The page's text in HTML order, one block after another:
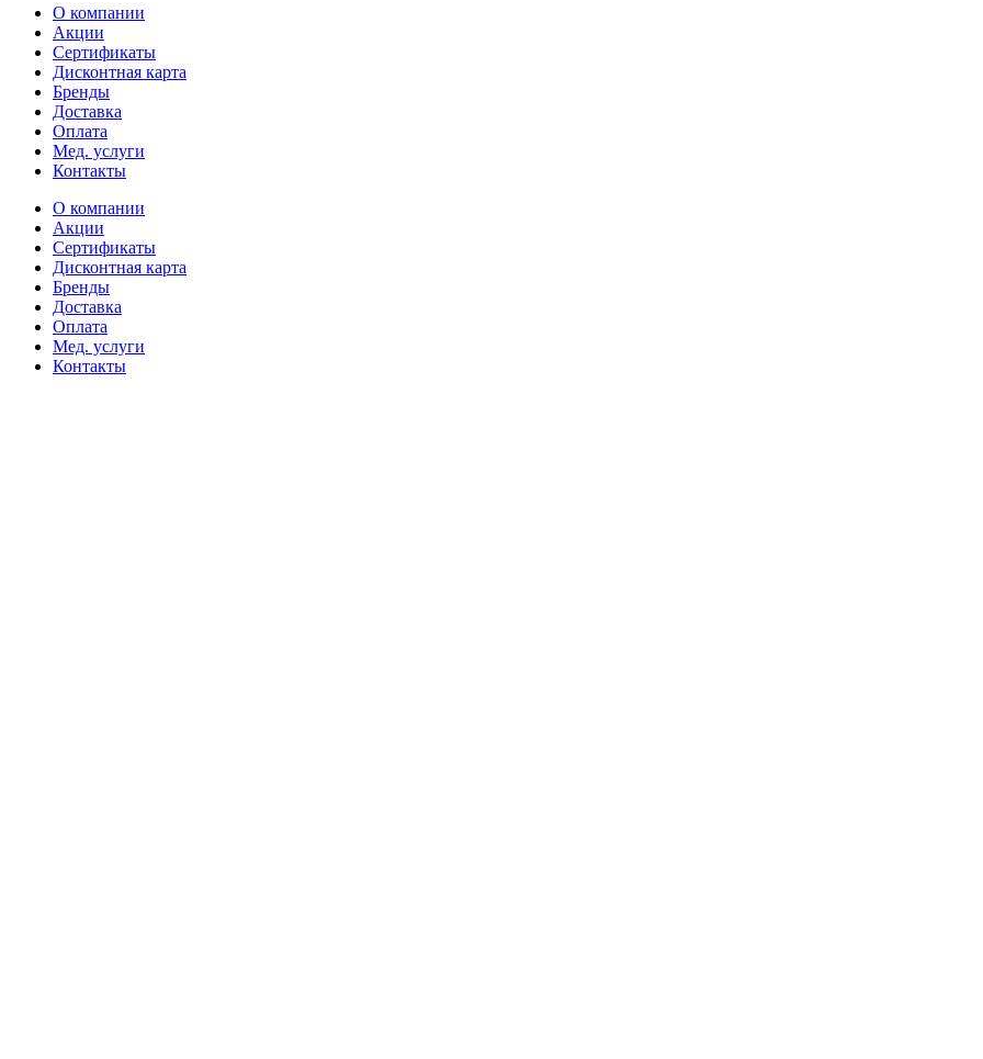
О компании
Акции
Сертификаты
Дисконтная карта
Бренды
Доставка
Оплата
Мед. услуги
Контакты
О компании
Акции
Сертификаты
Дисконтная карта
Бренды
Доставка
Оплата
Мед. услуги
Контакты